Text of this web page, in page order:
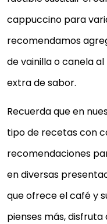
cappuccino para
recomendamos
de vainilla o canela
extra de sabor.
Recuerda que en
tipo de recetas con
recomendaciones
en diversas
que ofrece el café y
pienses más,